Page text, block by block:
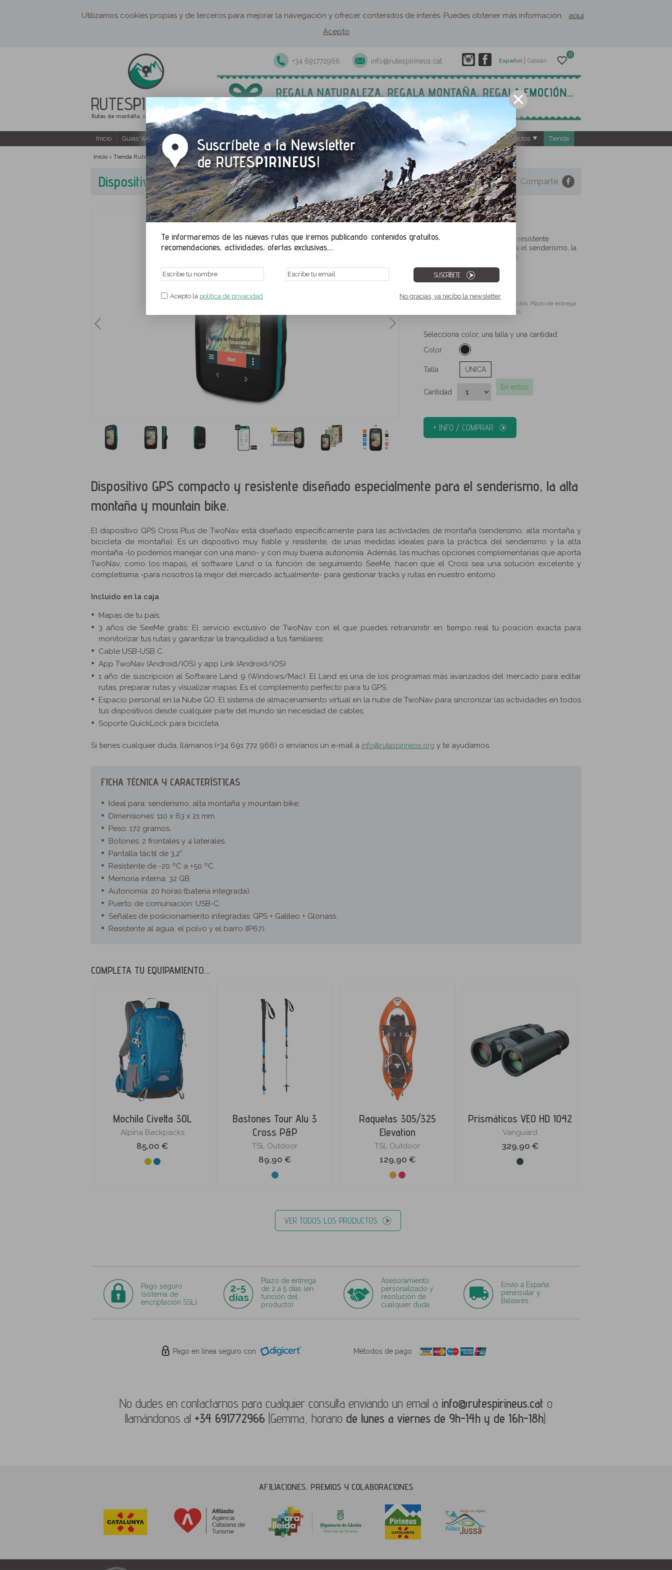
Utilizamos cookies propias y de terceros para mejorar la navegación y ofrecer contenidos de interés. Puedes obtener más información aquí
.
Acepto
RUTESPIRINEUS
Rutas de montaña, senderismo y excursiones
0
Español Catalán
+34 691772966 info@rutespirineus.cat
Te informaremos de las nuevas rutas que iremos publicando: contenidos gratuitos,
recomendaciones, actividades, ofertas exclusivas,...
SUSCRÍBETE
Acepto la política de privacidad No gracias, ya recibo la newsletter
Inicio Guías Web y PDF gratuitas Excursiones y actividades guiadas Rutas autoguiadas Establecimientos El Rusc: Proyectos Tienda
Inicio > Tienda Rutes Pirineus Dispositivo GPS Cross Plus
Dispositivo GPS Cross Plus Comparte
Dispositivo GPS compacto y resistente
diseñado especialmente para el senderismo, la
alta montaña y mountain bike.
IVA incluido. Gastos de envío incluidos. Plazo de entrega
estimado entre 2 y 5 días laborables.
Selecciona color, una talla y una cantidad:
Color
Talla ÚNICA
Cantidad
En estoc
+ INFO / COMPRAR
Dispositivo GPS compacto y resistente diseñado especialmente para el senderismo, la alta
montaña y mountain bike.
El dispositivo GPS Cross Plus de TwoNav está diseñado específicamente para las actividades de montaña (senderismo, alta montaña y
bicicleta de montaña). Es un dispositivo muy fiable y resistente, de unas medidas ideales para la práctica del senderismo y la alta
montaña -lo podemos manejar con una mano- y con muy buena autonomía. Además, las muchas opciones complementarias que aporta
TwoNav, como los mapas, el software Land o la función de seguimiento SeeMe, hacen que el Cross sea una solución excelente y
completísima -para nosotros la mejor del mercado actualmente- para gestionar tracks y rutas en nuestro entorno.
Incluido en la caja
Mapas de tu país.
3 años de SeeMe gratis: El servicio exclusivo de TwoNav con el que puedes retransmitir en tiempo real tu posición exacta para
monitorizar tus rutas y garantizar la tranquilidad a tus familiares.
Cable USB-USB C.
App TwoNav (Android/iOS) y app Link (Android/iOS)
1 año de suscripción al Software Land 9 (Windows/Mac). El Land es una de los programas más avanzados del mercado para editar
rutas, preparar rutas y visualizar mapas. Es el complemento perfecto para tu GPS.
Espacio personal en la Nube GO. El sistema de almacenamiento virtual en la nube de TwoNav para sincronizar las actividades en todos
tus dispositivos desde cualquier parte del mundo sin necesidad de cables.
Soporte QuickLock para bicicleta.
Si tienes cualquier duda, llámanos (+34 691 772 966) o envíanos un e-mail a info@rutaspirineos.org y te ayudamos.
FICHA TÉCNICA Y CARACTERÍSTICAS
Ideal para: senderismo, alta montaña y mountain bike.
Dimensiones: 110 x 63 x 21 mm.
Peso: 172 gramos.
Botones: 2 frontales y 4 laterales.
Pantalla táctil de 3,2".
Resistente de -20 ºC a +50 ºC.
Memoria interna: 32 GB.
Autonomía: 20 horas (bateria integrada).
Puerto de comuniación: USB-C.
Señales de posicionamiento integradas: GPS + Galileo + Glonass.
Resistente al agua, el polvo y el barro (IP67).
COMPLETA TU EQUIPAMIENTO...
Mochila Civetta 30L
Alpina Backpacks
85,00 €
Bastones Tour Alu 3
Cross P&P
TSL Outdoor
89,90 €
Raquetas 305/325
Elevation
TSL Outdoor
129,90 €
Prismáticos VEO HD 1042
Vanguard
329,90 €
VER TODOS LOS PRODUCTOS
Pago seguro
(sistema de
encriptación SSL).
Plazo de entrega
de 2 a 5 días (en
función del
producto).
Asesoramiento
personalizado y
resolución de
cualquier duda.
Envío a España
peninsular y
Baleares.
Pago en línea seguro con Métodos de pago
No dudes en contactarnos para cualquier consulta enviando un email a info@rutespirineus.cat o
llamándonos al +34 691772966 (Gemma, horario de lunes a viernes de 9h-14h y de 16h-18h).
AFILIACIONES, PREMIOS Y COLABORACIONES